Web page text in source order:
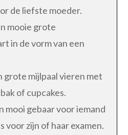
de liefste moeder.
mooie grote
in de vorm van een
grote mijlpaal vieren met
of cupcakes.
mooi gebaar voor iemand
voor zijn of haar examen.